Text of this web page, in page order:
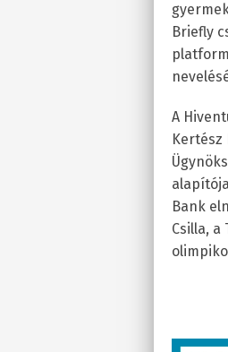
Briefly
A
Kertész
Bank
Csilla,